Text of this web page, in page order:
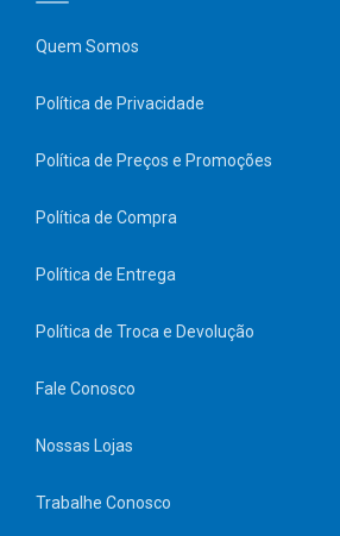
Quem Somos
Política de Privacidade
Política de Preços e Promoções
Política de Compra
Política de Entrega
Política de Troca e Devolução
Fale Conosco
Nossas Lojas
Trabalhe Conosco